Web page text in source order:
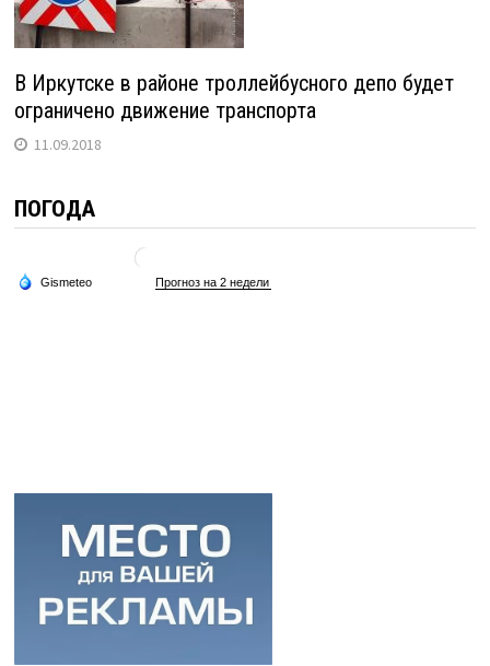
В Иркутске в районе троллейбусного депо будет
ограничено движение транспорта
11.09.2018
ПОГОДА